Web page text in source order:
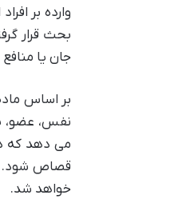
وارده بر
بحث قرار
جان یا
بر اساس ماده ۴۴۸ قانون مجازات
نفس، عضو،
می دهد که
خواهد شد.